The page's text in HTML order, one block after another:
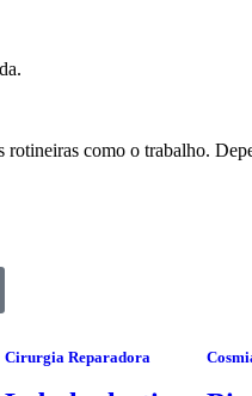
rotineiras como o trabalho.
Cirurgia Reparadora